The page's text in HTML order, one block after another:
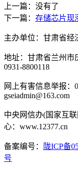
上一篇：没有了
下一篇： 存储芯片现
主办单位：甘肃省经
地址：甘肃省兰州市
0931-8800118
网上有害信息举报：
gseiadmin@163.com
中央网信办(国家互
心：www.12377.cn
备案编号： 陇ICP备
号